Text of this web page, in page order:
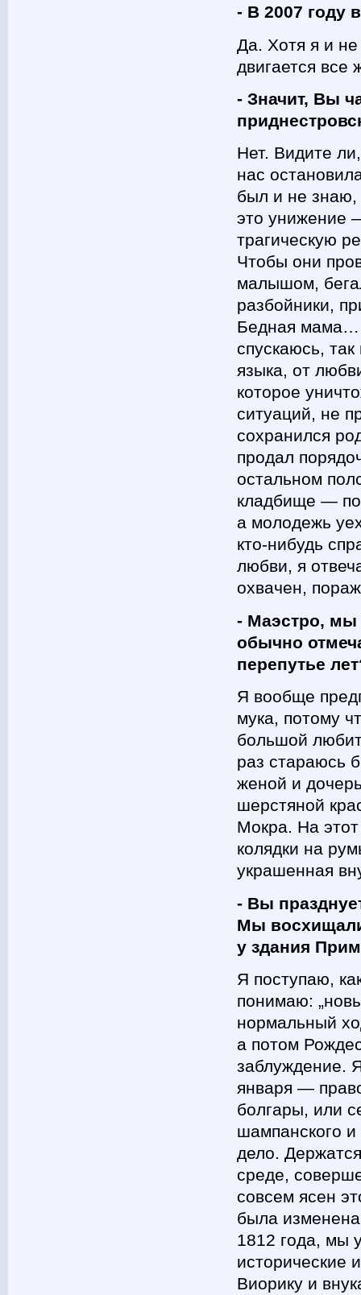
- В 2007 году
Да. Хотя я и
двигается все
- Значит, Вы
Нет. Видите
нас
был и не знаю,
это унижение
трагическую
Чтобы они
малышом,
разбойники,
Бедная мама…
спускаюсь,
языка, от
которое
ситуаций, не
сохранился
продал
остальном
кладбище —
а молодежь
кто-нибудь
любви, я
охвачен,
- Маэстро, мы
обычно
перепутье
Я вообще
мука, потому
большой
раз стараюсь
женой и
шерстяной
Мокра. На
колядки на
украшенная
- Вы
Мы
у здания
Я поступаю,
понимаю:
нормальный
а потом
заблуждение.
января —
болгары, или
шампанского
дело.
среде,
совсем ясен
была
1812 года, мы
исторические
Виорику и